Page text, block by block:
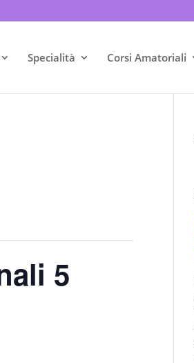
Specialità Corsi Amatoriali
5